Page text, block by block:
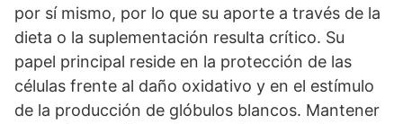
por sí mismo, por lo que su aporte a través de la
dieta o la suplementación resulta crítico. Su
papel principal reside en la protección de las
células frente al daño oxidativo y en el estímulo
de la producción de glóbulos blancos. Mantener